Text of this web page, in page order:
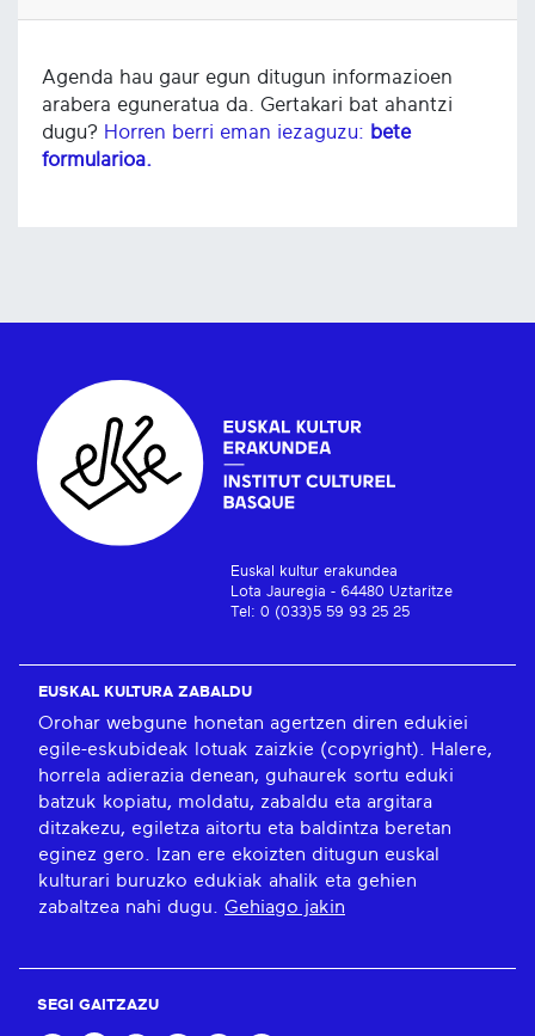
Agenda hau gaur egun ditugun informazioen
arabera eguneratua da. Gertakari bat ahantzi
dugu? Horren berri eman iezaguzu: bete
formularioa.
Euskal kultur erakundea
Lota Jauregia - 64480 Uztaritze
Tel: 0 (033)5 59 93 25 25
EUSKAL KULTURA ZABALDU
Orohar webgune honetan agertzen diren edukiei
egile-eskubideak lotuak zaizkie (copyright). Halere,
horrela adierazia denean, guhaurek sortu eduki
batzuk kopiatu, moldatu, zabaldu eta argitara
ditzakezu, egiletza aitortu eta baldintza beretan
eginez gero. Izan ere ekoizten ditugun euskal
kulturari buruzko edukiak ahalik eta gehien
zabaltzea nahi dugu. Gehiago jakin
SEGI GAITZAZU